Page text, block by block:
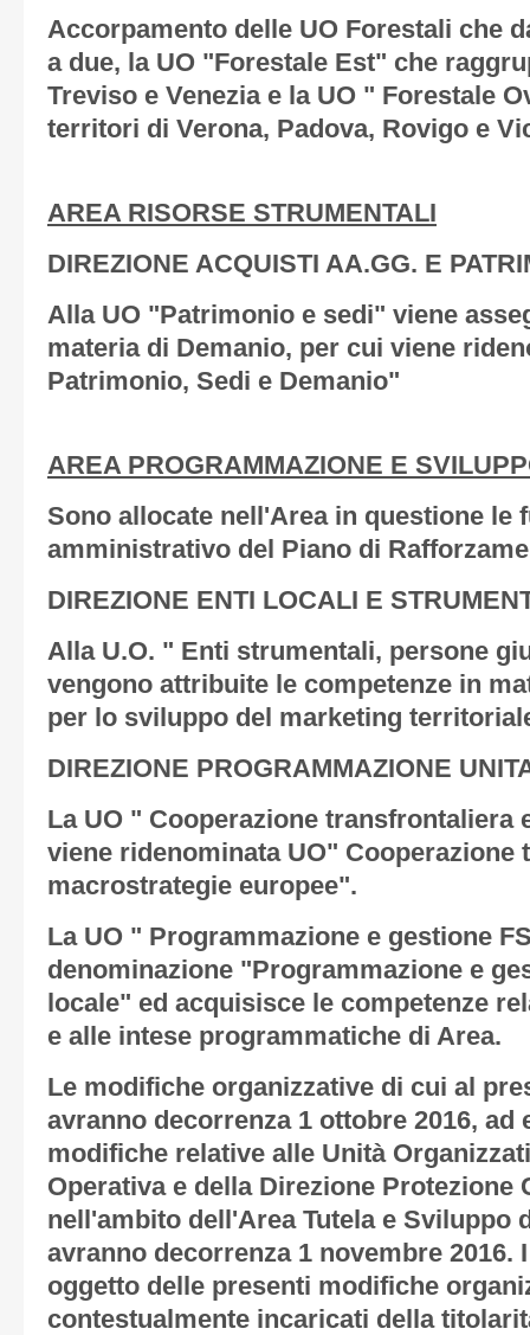
Accorpamento delle UO Forestali che
a due, la UO "Forestale Est" che
Treviso e Venezia e la UO " Forestale
territori di Verona, Padova, Rovigo e
AREA RISORSE STRUMENTALI
DIREZIONE ACQUISTI AA.GG. E
Alla UO "Patrimonio e sedi" viene
materia di Demanio, per cui viene
Patrimonio, Sedi e Demanio"
AREA PROGRAMMAZIONE E
Sono allocate nell'Area in questione le
amministrativo del Piano di
DIREZIONE ENTI LOCALI E
Alla U.O. " Enti strumentali, persone
vengono attribuite le competenze in
per lo sviluppo del marketing
DIREZIONE PROGRAMMAZIONE
La UO " Cooperazione transfrontaliera
viene ridenominata UO" Cooperazione
macrostrategie europee".
La UO " Programmazione e gestione
denominazione "Programmazione e
locale" ed acquisisce le competenze
e alle intese programmatiche di Area.
Le modifiche organizzative di cui al
avranno decorrenza 1 ottobre 2016, ad
modifiche relative alle Unità
Operativa e della Direzione Protezione
nell'ambito dell'Area Tutela e Sviluppo
avranno decorrenza 1 novembre
oggetto delle presenti modifiche
contestualmente incaricati della